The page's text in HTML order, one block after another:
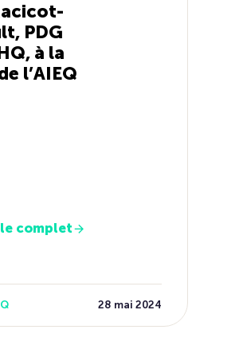
PDG
à la
l’AIEQ
complet
28 mai 2024